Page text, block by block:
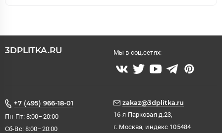
3DPLITKA.RU Мы в соц.сетях:
+7 (495) 966-18-01
Пн-Пт: 8:00–20:00
Сб-Вс: 8:00–20:00
zakaz@3dplitka.ru
16-я Парковая д.23,
г. Москва, индекс 105484